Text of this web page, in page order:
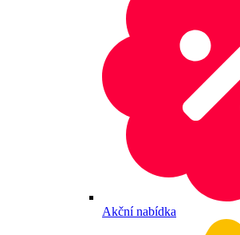
Akční nabídka